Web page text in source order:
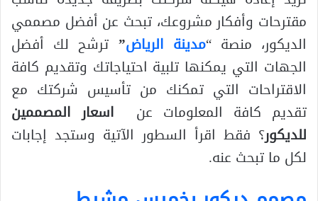
مقترحات وأفكار مشروعك، تبحث عن أفضل مصممي
الديكور، منصة “مدينة الرياض” ترشح لك أفضل
الجهات التي يمكنها تلبية احتياجاتك وتقديم كافة
الاقتراحات التي تمكنك من تأسيس شركتك مع
تقديم كافة المعلومات عن اسعار المصممين
للديكور؟ فقط اقرأ السطور الآتية وستجد إجابات
لكل ما تبحث عنه.